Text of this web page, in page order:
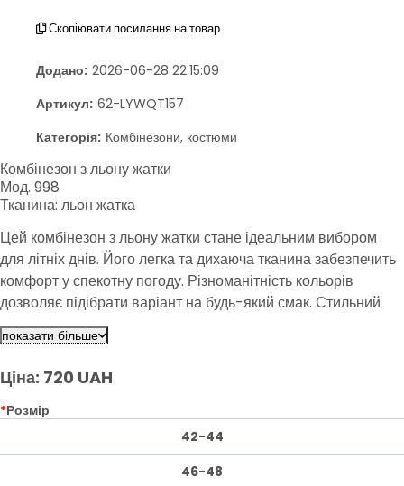
Скопіювати посилання на товар
Додано: 2026-06-28 22:15:09
Артикул: 62-LYWQT157
Категорія: Комбінезони, костюми
Комбінезон з льону жатки
Мод. 998
Тканина: льон жатка
Цей комбінезон з льону жатки стане ідеальним вибором
для літніх днів. Його легка та дихаюча тканина забезпечить
комфорт у спекотну погоду. Різноманітність кольорів
дозволяє підібрати варіант на будь-який смак. Стильний
крій підкреслить вашу фігуру та додасть елегантності
вашому образу.
показати більше
Ціна: 720 UAH
*Розмір
42-44
46-48